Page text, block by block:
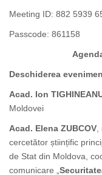
Meeting ID: 882 5939
Passcode: 861158
Deschiderea
Acad. Ion
Moldovei
Acad. Elena ZUBCOV
cercetător științific
de Stat din Moldova,
comunicare „